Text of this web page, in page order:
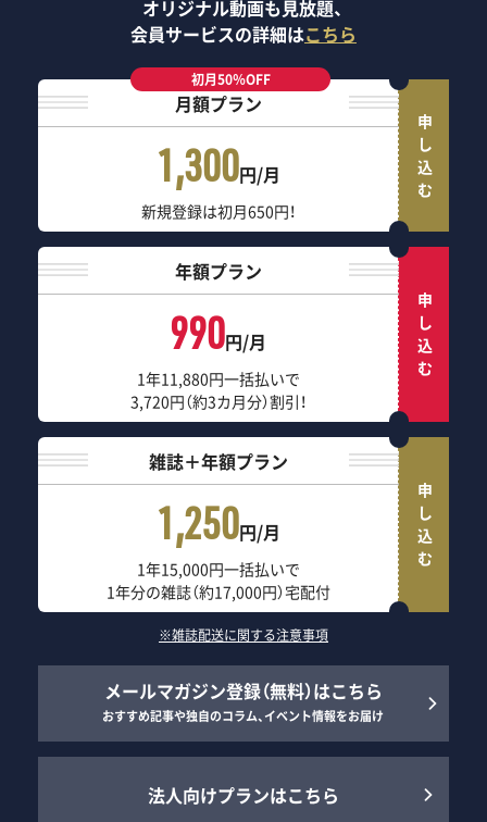
オリジナル動画も見放題、
会員サービスの詳細はこちら
初月50％OFF
月額プラン
1,300円/月
新規登録は初月650円！
申し込む
年額プラン
990円/月
1年11,880円一括払いで
3,720円（約3カ月分）割引！
申し込む
雑誌＋年額プラン
1,250円/月
1年15,000円一括払いで
1年分の雑誌（約17,000円）宅配付
申し込む
※雑誌配送に関する注意事項
メールマガジン登録（無料）はこちら
おすすめ記事や独自のコラム、イベント情報をお届け
法人向けプランはこちら